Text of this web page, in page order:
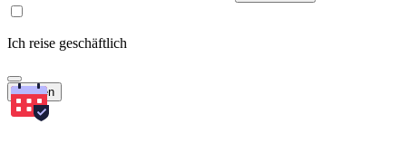
Ich reise geschäftlich
Suchen